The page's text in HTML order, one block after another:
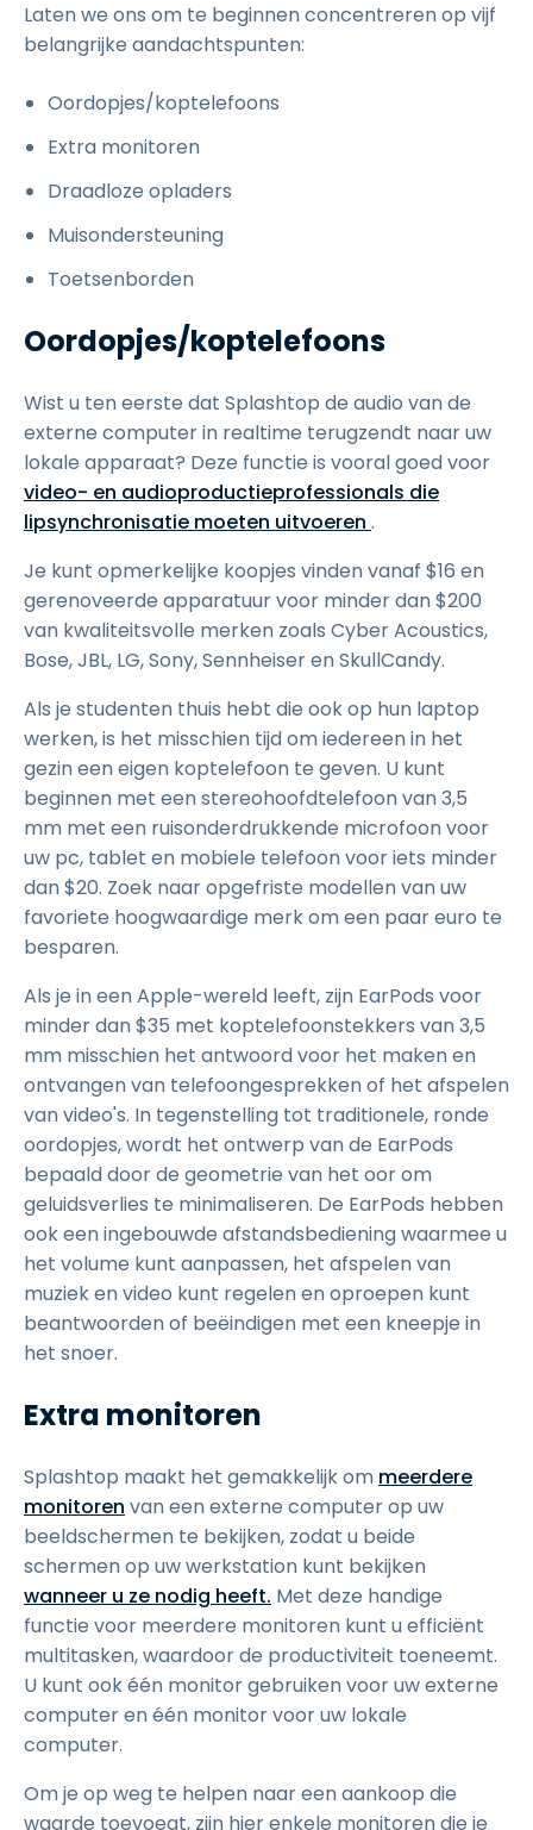
Laten we ons om te beginnen concentreren op vijf
belangrijke aandachtspunten:
Oordopjes/koptelefoons
Extra monitoren
Draadloze opladers
Muisondersteuning
Toetsenborden
Oordopjes/koptelefoons
Wist u ten eerste dat Splashtop de audio van de
externe computer in realtime terugzendt naar uw
lokale apparaat? Deze functie is vooral goed voor
video- en audioproductieprofessionals die
lipsynchronisatie moeten uitvoeren .
Je kunt opmerkelijke koopjes vinden vanaf $16 en
gerenoveerde apparatuur voor minder dan $200
van kwaliteitsvolle merken zoals Cyber Acoustics,
Bose, JBL, LG, Sony, Sennheiser en SkullCandy.
Als je studenten thuis hebt die ook op hun laptop
werken, is het misschien tijd om iedereen in het
gezin een eigen koptelefoon te geven. U kunt
beginnen met een stereohoofdtelefoon van 3,5
mm met een ruisonderdrukkende microfoon voor
uw pc, tablet en mobiele telefoon voor iets minder
dan $20. Zoek naar opgefriste modellen van uw
favoriete hoogwaardige merk om een paar euro te
besparen.
Als je in een Apple-wereld leeft, zijn EarPods voor
minder dan $35 met koptelefoonstekkers van 3,5
mm misschien het antwoord voor het maken en
ontvangen van telefoongesprekken of het afspelen
van video's. In tegenstelling tot traditionele, ronde
oordopjes, wordt het ontwerp van de EarPods
bepaald door de geometrie van het oor om
geluidsverlies te minimaliseren. De EarPods hebben
ook een ingebouwde afstandsbediening waarmee u
het volume kunt aanpassen, het afspelen van
muziek en video kunt regelen en oproepen kunt
beantwoorden of beëindigen met een kneepje in
het snoer.
Extra monitoren
Splashtop maakt het gemakkelijk om meerdere
monitoren van een externe computer op uw
beeldschermen te bekijken, zodat u beide
schermen op uw werkstation kunt bekijken
wanneer u ze nodig heeft. Met deze handige
functie voor meerdere monitoren kunt u efficiënt
multitasken, waardoor de productiviteit toeneemt.
U kunt ook één monitor gebruiken voor uw externe
computer en één monitor voor uw lokale
computer.
Om je op weg te helpen naar een aankoop die
waarde toevoegt, zijn hier enkele monitoren die je